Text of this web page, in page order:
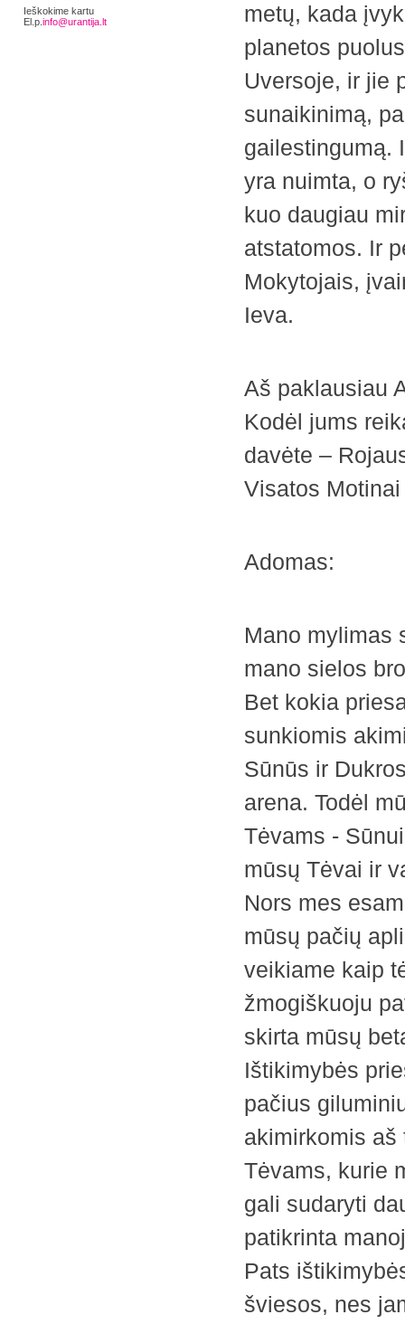
Ieškokime kartu
El.p. info@urantija.lt
metų, kada
planetos
Uversoje, ir jie
sunaikinimą,
gailestingumą.
yra nuimta, o
kuo daugiau
atstatomos. Ir
Mokytojais,
Ieva.
Aš paklausiau
Kodėl jums
davėte –
Visatos
Adomas:
Mano mylimas
mano sielos
Bet kokia
sunkiomis
Sūnūs ir
arena. Todėl
Tėvams -
mūsų Tėvai ir
Nors mes
mūsų pačių
veikiame kaip
žmogiškuoju
skirta mūsų
Ištikimybės
pačius
akimirkomis
Tėvams, kurie
gali sudaryti
patikrinta
Pats
šviesos, nes